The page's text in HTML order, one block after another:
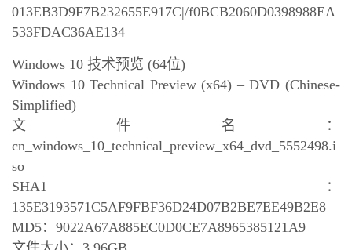
013EB3D9F7B232655E917C|/f0BCB2060D0398988EA
533FDAC36AE134
Windows 10 技术预览 (64位)
Windows 10 Technical Preview (x64) – DVD (Chinese-
Simplified)
文件名：
cn_windows_10_technical_preview_x64_dvd_5552498.i
so
SHA1：
135E3193571C5AF9FBF36D24D07B2BE7EE49B2E8
MD5：9022A67A885EC0D0CE7A8965385121A9